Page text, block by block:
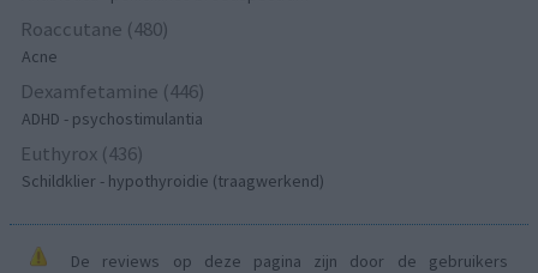
Roaccutane (480)
Acne
Dexamfetamine (446)
ADHD - psychostimulantia
Euthyrox (436)
Schildklier - hypothyroidie (traagwerkend)
De reviews op deze pagina zijn door de gebruikers